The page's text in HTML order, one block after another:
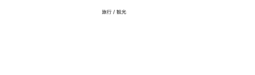
旅行 / 観光